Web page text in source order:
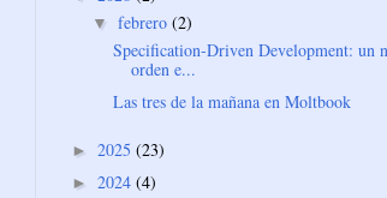
▼ febrero (2)
Specification-Driven Development: un
orden e...
Las tres de la mañana en Moltbook
► 2025 (23)
► 2024 (4)